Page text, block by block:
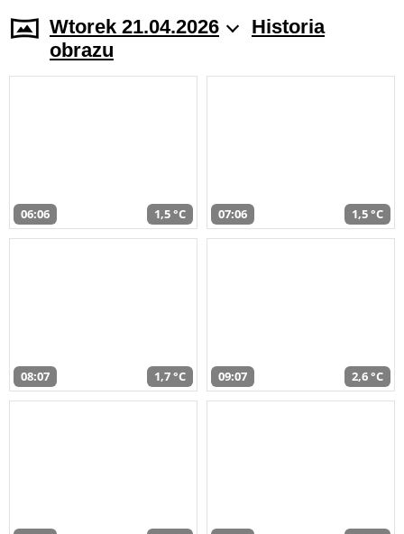
Wtorek 21.04.2026
Historia
obrazu
06:06 1,5 °C 07:06 1,5 °C
08:07 1,7 °C 09:07 2,6 °C